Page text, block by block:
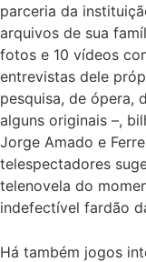
parceria da
arquivos de sua
fotos e 10 vídeos
entrevistas dele
pesquisa, de ópera,
alguns originais –,
Jorge Amado e
telespectadores
telenovela do
indefectível fardão
Há também jogos